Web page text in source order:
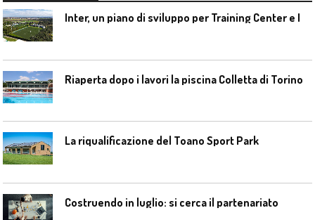
Riaperta dopo i lavori la piscina Colletta di Torino
La riqualificazione del Toano Sport Park
Costruendo in luglio: si cerca il partenariato